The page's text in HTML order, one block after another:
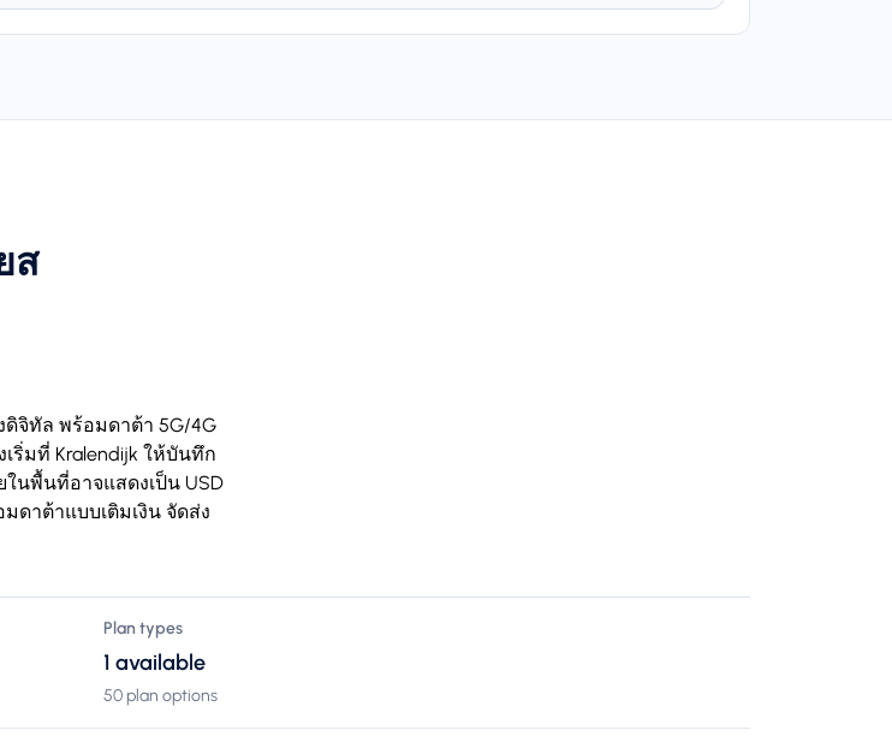
ส
ดิจิทัล พร้อมดาต้า 5G/4G
ริ่มที่ Kralendijk ให้บันทึก
นพื้นที่อาจแสดงเป็น USD
ดาต้าแบบเติมเงิน จัดส่ง
Plan types
1 available
50 plan options